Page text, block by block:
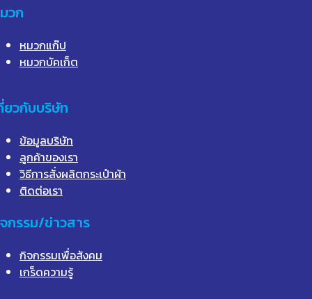
วก
หมวกแก๊ป
หมวกบัคเก็ต
ยวกับบริษัท
ข้อมูลบริษัท
ลูกค้าของเรา
วิธีการสั่งผลิตกระเป๋าผ้า
ติดต่อเรา
กรรม/ข่าวสาร
กิจกรรมเพื่อสังคม
เกร็ดความรู้